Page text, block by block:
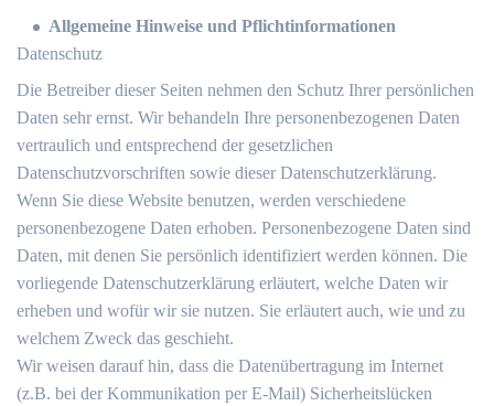
Allgemeine Hinweise und Pflichtinformationen
Datenschutz
Die Betreiber dieser Seiten nehmen den Schutz Ihrer persönlichen
Daten sehr ernst. Wir behandeln Ihre personenbezogenen Daten
vertraulich und entsprechend der gesetzlichen
Datenschutzvorschriften sowie dieser Datenschutzerklärung.
Wenn Sie diese Website benutzen, werden verschiedene
personenbezogene Daten erhoben. Personenbezogene Daten sind
Daten, mit denen Sie persönlich identifiziert werden können. Die
vorliegende Datenschutzerklärung erläutert, welche Daten wir
erheben und wofür wir sie nutzen. Sie erläutert auch, wie und zu
welchem Zweck das geschieht.
Wir weisen darauf hin, dass die Datenübertragung im Internet
(z.B. bei der Kommunikation per E-Mail) Sicherheitslücken